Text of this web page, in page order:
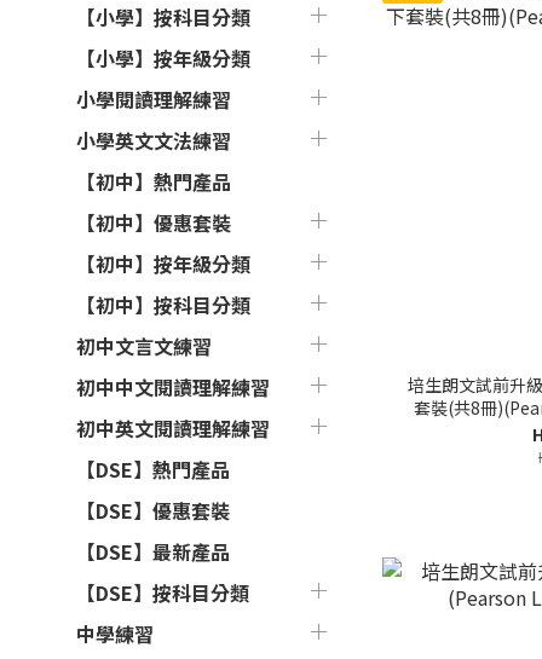
【小學】按科目分類
【小學】按年級分類
小學閱讀理解練習
小學英文文法練習
【初中】熱門產品
【初中】優惠套裝
【初中】按年級分類
【初中】按科目分類
初中文言文練習
初中中文閱讀理解練習
初中英文閱讀理解練習
【DSE】熱門產品
【DSE】優惠套裝
【DSE】最新產品
【DSE】按科目分類
中學練習
培生朗文試前升
套裝(共8冊